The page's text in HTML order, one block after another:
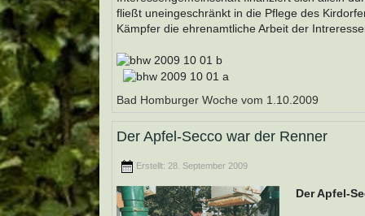
fließt uneingeschränkt in die Pflege des
Kämpfer die ehrenamtliche Arbeit der
Bad Homburger Woche vom 1.10.2009
Der Apfel-Secco war der Renner
Erstellt: 28. September 2009
Der Apfel-